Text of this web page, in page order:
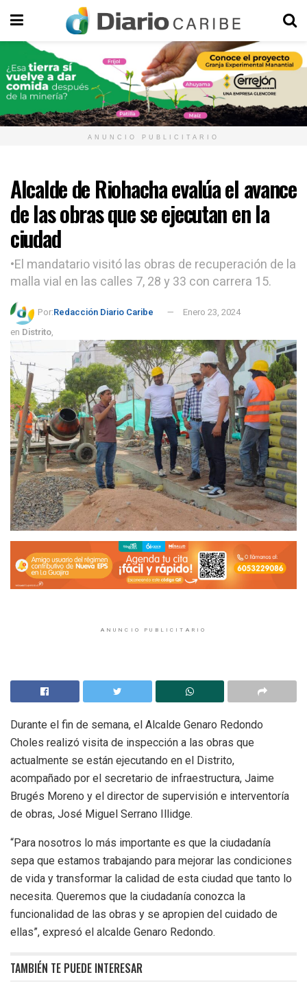
ANUNCIO PUBLICITARIO
Alcalde de Riohacha evalúa el avance
de las obras que se ejecutan en la
ciudad
•El mandatario visitó las obras de recuperación de la
malla vial en las calles 7, 28 y 33 con carrera 15.
Por:Redacción Diario Caribe
Enero 23, 2024
en Distrito,
ANUNCIO PUBLICITARIO
Durante el fin de semana, el Alcalde Genaro Redondo
Choles realizó visita de inspección a las obras que
actualmente se están ejecutando en el Distrito,
acompañado por el secretario de infraestructura, Jaime
Brugés Moreno y el director de supervisión e interventoría
de obras, José Miguel Serrano Illidge.
“Para nosotros lo más importante es que la ciudadanía
sepa que estamos trabajando para mejorar las condiciones
de vida y transformar la calidad de esta ciudad que tanto lo
necesita. Queremos que la ciudadanía conozca la
funcionalidad de las obras y se apropien del cuidado de
ellas”, expresó el alcalde Genaro Redondo.
TAMBIÉN TE PUEDE INTERESAR